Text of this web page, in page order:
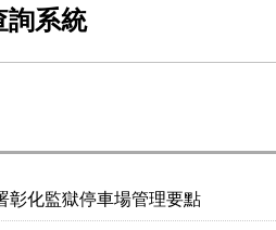
詢系統
彰化監獄停車場管理要點